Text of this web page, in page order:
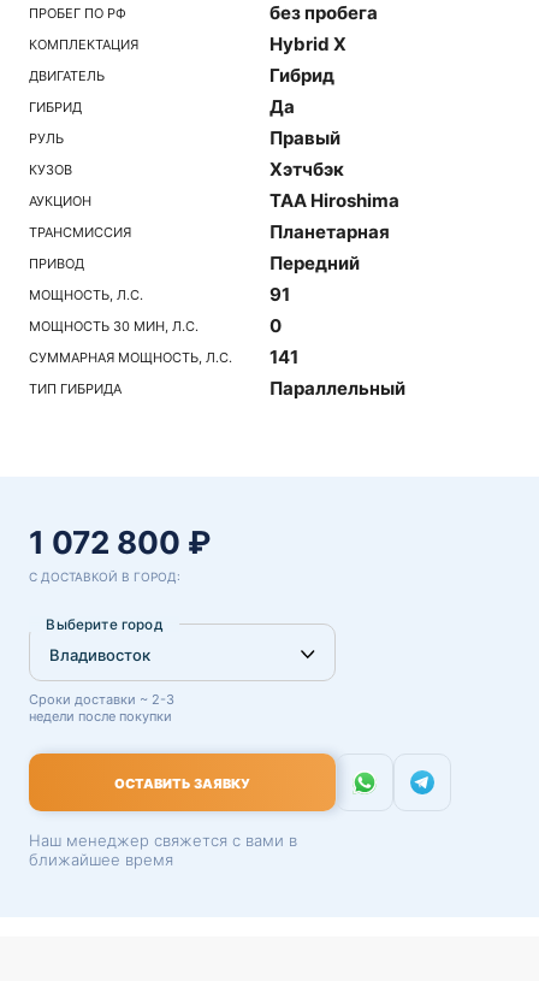
ПРОБЕГ ПО РФ без пробега
КОМПЛЕКТАЦИЯ Hybrid X
ДВИГАТЕЛЬ Гибрид
ГИБРИД Да
РУЛЬ Правый
КУЗОВ Хэтчбэк
АУКЦИОН TAA Hiroshima
ТРАНСМИССИЯ Планетарная
ПРИВОД Передний
МОЩНОСТЬ, Л.С. 91
МОЩНОСТЬ 30 МИН, Л.С. 0
СУММАРНАЯ МОЩНОСТЬ, Л.С. 141
ТИП ГИБРИДА Параллельный
1 072 800 ₽
С ДОСТАВКОЙ В ГОРОД:
Выберите город
Сроки доставки ~ 2-3
недели после покупки
ОСТАВИТЬ ЗАЯВКУ
Наш менеджер свяжется с вами в
ближайшее время